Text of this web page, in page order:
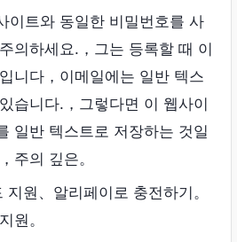
이트와 동일한 비밀번호를 사
의하세요.，그는 등록할 때 이
니다，이메일에는 일반 텍스
습니다.，그렇다면 이 웹사이
일반 텍스트로 저장하는 것일
주의 깊은。
원、알리페이로 ​​충전하기。
원。